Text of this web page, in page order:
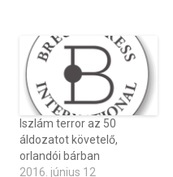
Iszlám terror az 50
áldozatot követelő,
orlandói bárban
2016. június 12